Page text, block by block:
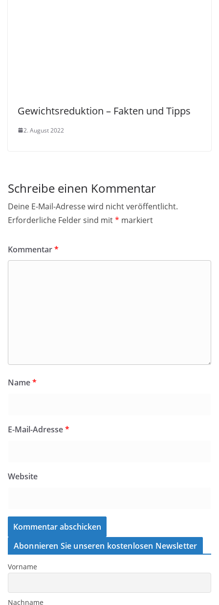
Gewichtsreduktion – Fakten und Tipps
2. August 2022
Schreibe einen Kommentar
Deine E-Mail-Adresse wird nicht veröffentlicht.
Erforderliche Felder sind mit* markiert
Kommentar*
Name*
E-Mail-Adresse*
Website
Abonnieren Sie unseren kostenlosen Newsletter
Vorname
Nachname